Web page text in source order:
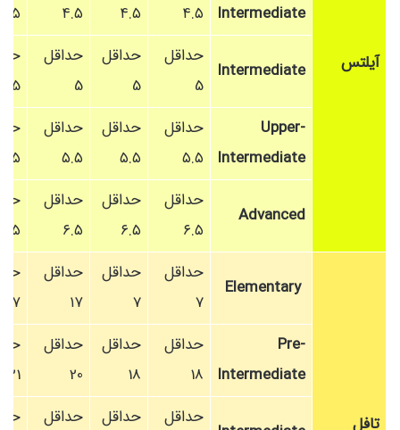
آیلتس
Intermediate
۴.۵
۴.۵
۴.۵
۴.۵
Intermediate
حداقل
5
حداقل
5
حداقل
5
5
Upper-
Intermediate
حداقل
۵.۵
حداقل
۵.۵
حداقل
۵.۵
۵.۵
Advanced
حداقل
۶.۵
حداقل
۶.۵
حداقل
۶.۵
۶.۵
تافل
Elementary
حداقل
7
حداقل
7
حداقل
۱۷
۱۷
Pre-
Intermediate
حداقل
18
حداقل
18
حداقل
20
21
حداقل
حداقل
حداقل